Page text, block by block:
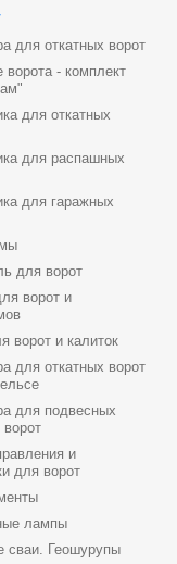
для откатных ворот
ворота - комплект
для откатных
для распашных
для гаражных
для ворот
ворот и
ворот и калиток
для откатных ворот
для подвесных
ворот
и
для ворот
лампы
сваи. Геошурупы